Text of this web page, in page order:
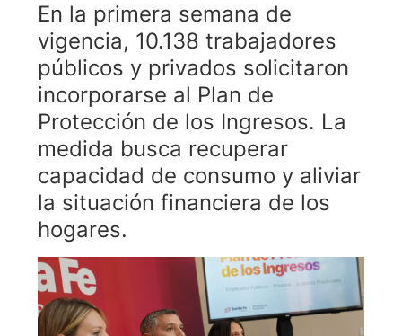
En la primera semana de
vigencia, 10.138 trabajadores
públicos y privados solicitaron
incorporarse al Plan de
Protección de los Ingresos. La
medida busca recuperar
capacidad de consumo y aliviar
la situación financiera de los
hogares.